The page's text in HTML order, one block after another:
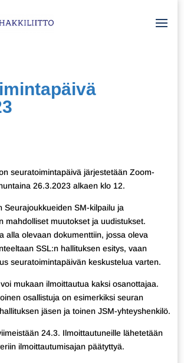
seuratoimintapäivä järjestetään Zoom-
26.3.2023 alkaen klo 12.
Seurajoukkueiden SM-kilpailu ja
mahdolliset muutokset ja uudistukset.
alla olevaan dokumenttiin, jossa oleva
SSL:n hallituksen esitys, vaan
seuratoimintapäivän keskustelua varten.
mukaan ilmoittautua kaksi osanottajaa.
osallistuja on esimerkiksi seuran
jäsen ja toinen JSM-yhteyshenkilö.
24.3. Ilmoittautuneille lähetetään
ilmoittautumisajan päätyttyä.